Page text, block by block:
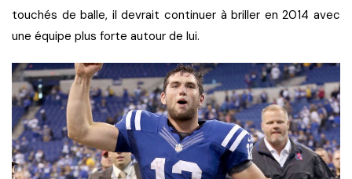
touchés de balle, il devrait continuer à briller en 2014 avec
une équipe plus forte autour de lui.